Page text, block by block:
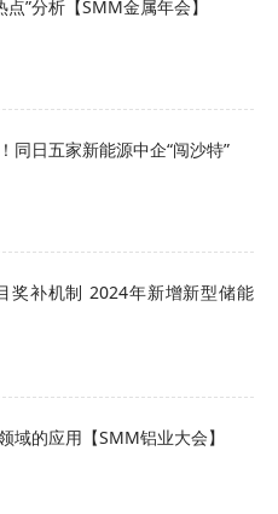
格的下降。
动了储能价格的下降。
场的巨大潜力，纷纷涌
年是“储能行业元年”，
材料制造领域，今年抛
的项目、滨海能源
”分析【SMM金属年会】
同日五家新能源中企“闯沙特”
奖补机制 2024年新增新型储能
域的应用【SMM铝业大会】